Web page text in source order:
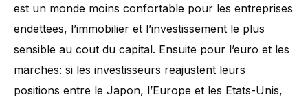
est un monde moins confortable pour les entreprises
endettees, l’immobilier et l’investissement le plus
sensible au cout du capital. Ensuite pour l’euro et les
marches: si les investisseurs reajustent leurs
positions entre le Japon, l’Europe et les Etats-Unis,